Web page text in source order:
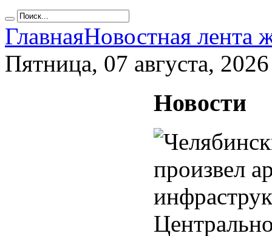
ГлавнаяНовостная лента
Пятница, 07 августа, 2026
Новости